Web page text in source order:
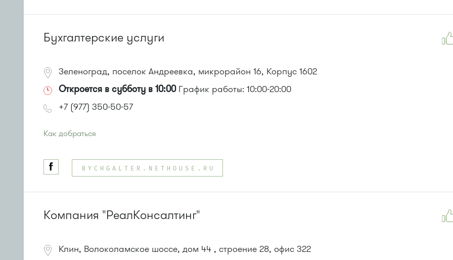
Бухгалтерские услуги
Зеленоград, поселок Андреевка, микрорайон 16, Корпус 1602
Откроется в субботу в 10:00График работы: 10:00-20:00
+7 (977) 350-50-57
Как добраться
Автобусы № 5, 15, 17, 20, 32.
Маршрутка № 417м, 460м, 479м, 720м
Автобусы № 17, 20.
BYCHGALTER.NETHOUSE.RU
Компания "РеалКонсалтинг"
Клин, Волоколамское шоссе, дом 44 , строение 28, офис 322